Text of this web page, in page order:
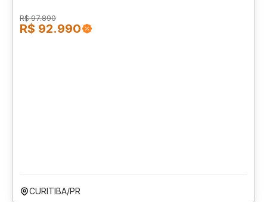
R$ 97.890
R$ 92.990
CURITIBA/PR